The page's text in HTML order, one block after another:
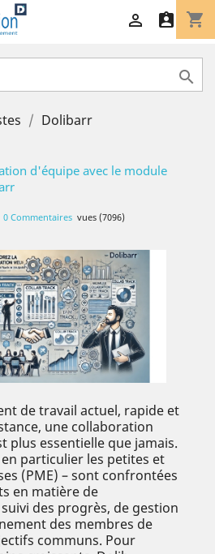
shopping_cart
 

Dolibarr
d'équipe avec le module
0 Commentaires vues (7096)
de travail actuel, rapide et
une collaboration
plus essentielle que jamais.
particulier les petites et
(PME) – sont confrontées
en matière de
des progrès, de gestion
des membres de
communs. Pour